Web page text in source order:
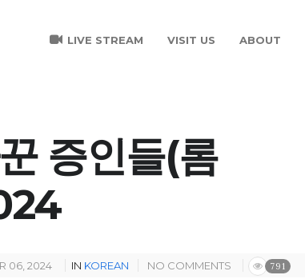
LIVE STREAM VISIT US ABOUT
증인들(롬
06, 2024 IN KOREAN NO COMMENTS 791